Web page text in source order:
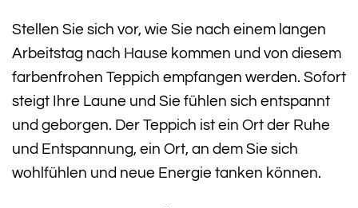
Stellen Sie sich vor, wie Sie nach einem langen
Arbeitstag nach Hause kommen und von diesem
farbenfrohen Teppich empfangen werden. Sofort
steigt Ihre Laune und Sie fühlen sich entspannt
und geborgen. Der Teppich ist ein Ort der Ruhe
und Entspannung, ein Ort, an dem Sie sich
wohlfühlen und neue Energie tanken können.